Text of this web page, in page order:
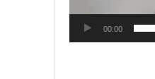
00:00